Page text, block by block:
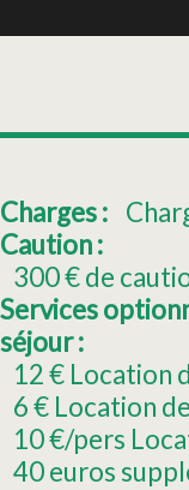
Charges :
Caution :
300€ de
Services
séjour :
12€ Location
6€ Location
10€/pers
40euros